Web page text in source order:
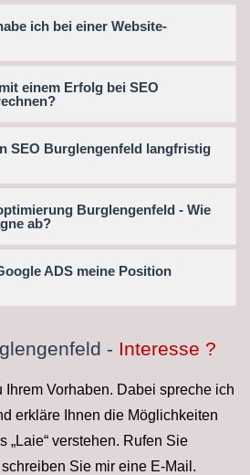
ich bei einer Website-
einem Erfolg bei SEO
SEO Burglengenfeld langfristig
Burglengenfeld - Wie
ab?
ADS meine Position
- Interesse ?
Ihrem Vorhaben. Dabei spreche ich
erkläre Ihnen die Möglichkeiten
„Laie“ verstehen. Rufen Sie
Sie mir eine E-Mail.